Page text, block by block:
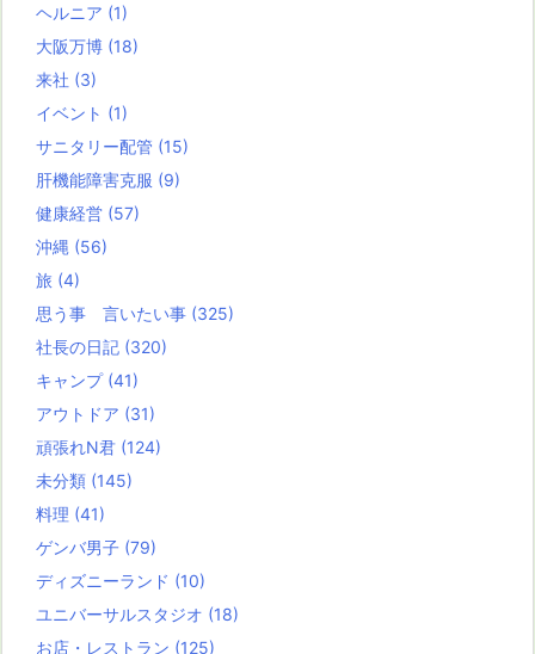
ヘルニア (1)
大阪万博 (18)
来社 (3)
イベント (1)
サニタリー配管 (15)
肝機能障害克服 (9)
健康経営 (57)
沖縄 (56)
旅 (4)
思う事 言いたい事 (325)
社長の日記 (320)
キャンプ (41)
アウトドア (31)
頑張れN君 (124)
未分類 (145)
料理 (41)
ゲンバ男子 (79)
ディズニーランド (10)
ユニバーサルスタジオ (18)
お店・レストラン (125)